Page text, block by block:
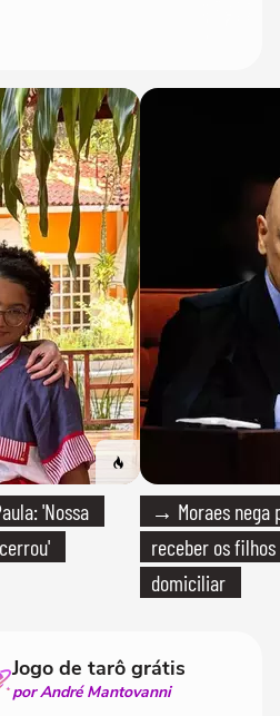
'Nossa
→ Moraes nega
receber os filhos
domiciliar
Jogo de tarô grátis
por André Mantovanni